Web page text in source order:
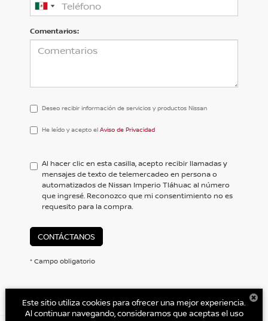
Comentarios:
Deseo recibir información de servicios y productos Nissan
He
acepto
href='/privacy.aspx'
target='_blank'>Aviso
He leído y acepto el Aviso de Privacidad
Al hacer clic en esta casilla, acepto recibir llamadas y
mensajes de texto de telemercadeo en persona o
automatizados de Nissan Imperio Tláhuac al número
que ingresé. Reconozco que mi consentimiento no es
requesito para la compra.
CONTÁCTANOS
* Campo obligatorio
Este sitio utiliza cookies para ofrecer una mejor experiencia.
Al continuar navegando, consideramos que aceptas el uso